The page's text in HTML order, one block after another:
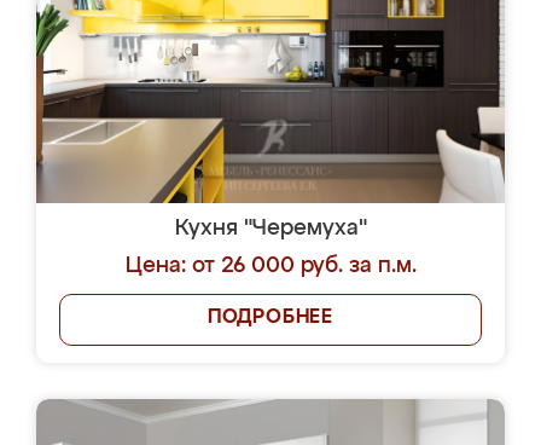
Кухня "Черемуха"
Цена: от 26 000 руб. за п.м.
ПОДРОБНЕЕ